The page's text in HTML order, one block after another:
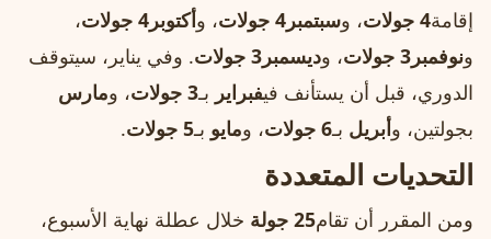
إقامة4 جولات ، وسبتمبر 4 جولات ، وأكتوبر 4 جولات
،
ونوفمبر 3 جولات ، وديسمبر 3 جولات
. وفي يناير، سيتوقف
الدوري، قبل أن يستأنف فيفبراير بـ3 جولات ، ومارس
بجولتين، وأبريل بـ6 جولات ، ومايو بـ5 جولات .
التحديات المتعددة
ومن المقرر أن تقام25 جولة
خلال عطلة نهاية الأسبوع،